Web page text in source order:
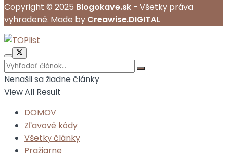
Copyright © 2025 Blogokave.sk - Všetky práva
vyhradené. Made by Creawise.DIGITAL
Nenašli sa žiadne články
View All Result
DOMOV
Zľavové kódy
Všetky články
Pražiarne